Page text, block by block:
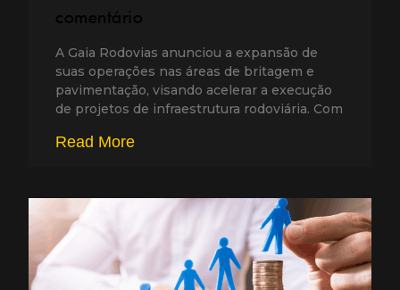
comentário
A Gaia Rodovias anunciou a expansão de
suas operações nas áreas de britagem e
pavimentação, visando acelerar a execução
de projetos de infraestrutura rodoviária. Com
Read More